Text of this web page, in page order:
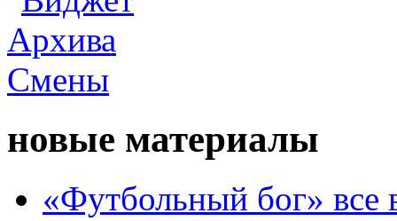
новые материалы
«Футбольный бог» все